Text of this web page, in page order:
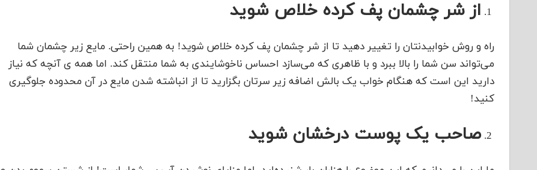
از شر چشمان پف کرده خلاص شوید
راه و روش خوابیدنتان را تغییر دهید تا از شر چشمان پف کرده خلاص شوید! به همین راحتی. مایع زیر چشمان شما
می‌تواند سن شما را بالا ببرد و با ظاهری که می‌سازد احساس ناخوشایندی به شما منتقل کند. اما همه ی آنچه که نیاز
دارید این است که هنگام خواب یک بالش اضافه زیر سرتان بگزارید تا از انباشته شدن مایع در آن محدوده جلوگیری
کنید!
صاحب یک پوست درخشان شوید